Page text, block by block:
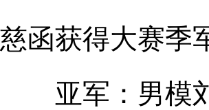
慈函获得大赛季
亚军：男模刘